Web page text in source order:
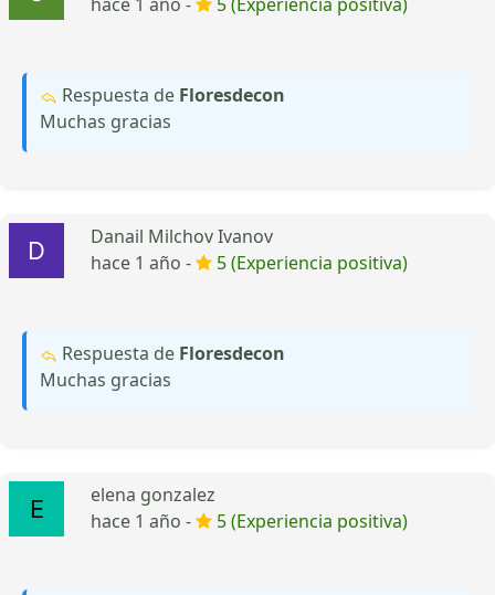
Respuesta de Floresdecon
Muchas gracias
Danail Milchov Ivanov
hace 1 año -
5 (Experiencia positiva)
Respuesta de Floresdecon
Muchas gracias
elena gonzalez
hace 1 año -
5 (Experiencia positiva)